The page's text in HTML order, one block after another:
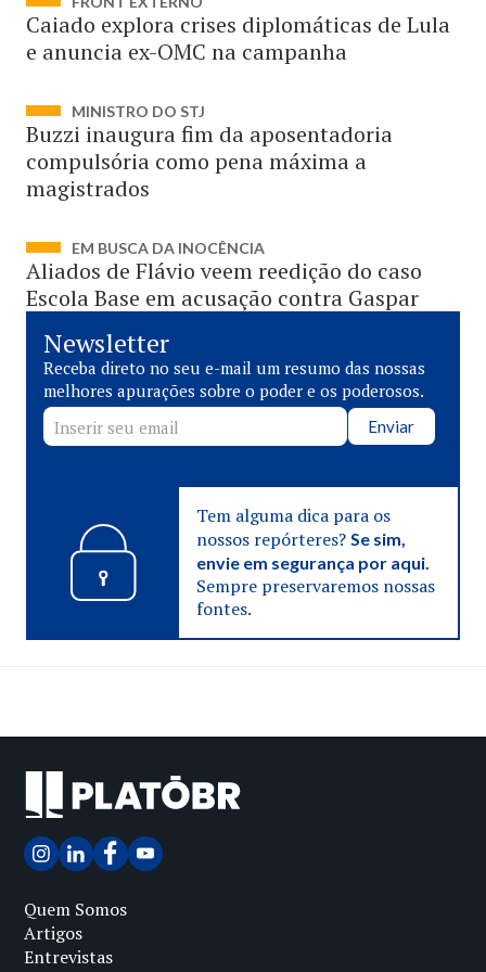
Caiado explora crises diplomáticas de Lula
e anuncia ex-OMC na campanha
MINISTRO DO STJ
Buzzi inaugura fim da aposentadoria
compulsória como pena máxima a
magistrados
EM BUSCA DA INOCÊNCIA
Aliados de Flávio veem reedição do caso
Escola Base em acusação contra Gaspar
Newsletter
Receba direto no seu e-mail um resumo das nossas
melhores apurações sobre o poder e os poderosos.
Enviar
Tem alguma dica para os
nossos repórteres? Se sim,
envie em segurança por aqui.
Sempre preservaremos nossas
fontes.
Quem Somos
Artigos
Entrevistas